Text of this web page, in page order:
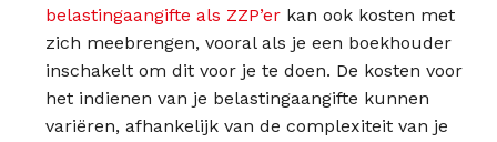
belastingaangifte als ZZP’erkan ook kosten met
zich meebrengen, vooral als je een boekhouder
inschakelt om dit voor je te doen. De kosten voor
het indienen van je belastingaangifte kunnen
variëren, afhankelijk van de complexiteit van je